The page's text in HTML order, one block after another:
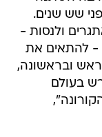
שש שנים.
ולנסות -
- להתאים את
ובראש ובראשונה,
בעולם